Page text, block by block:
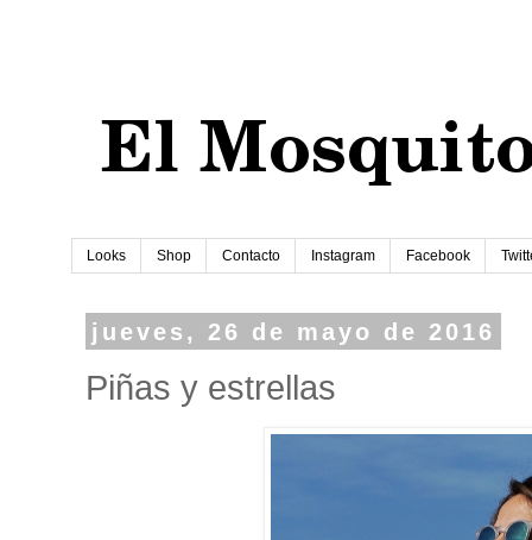
Looks Shop Contacto Instagram Facebook
jueves, 26 de mayo de 2016
Piñas y estrellas